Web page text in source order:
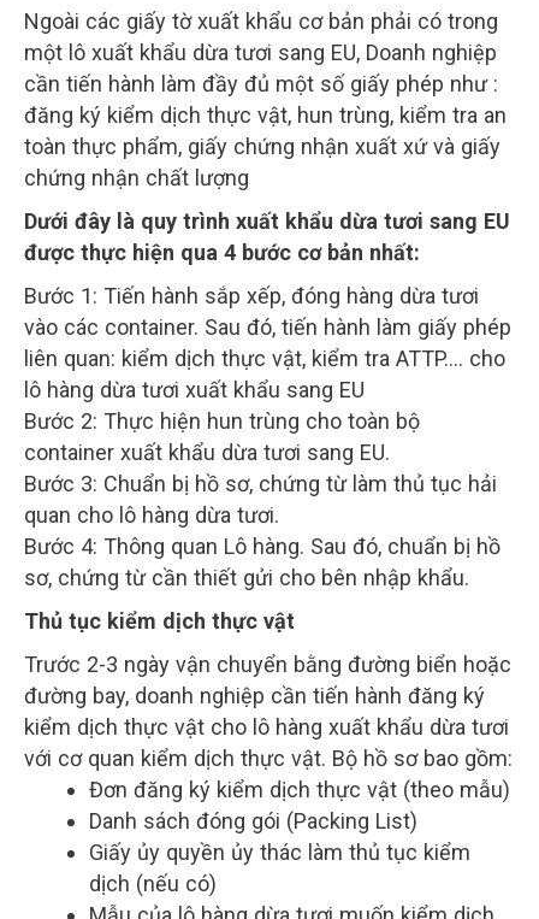
Ngoài các giấy tờ xuất khẩu cơ bản phải có trong
một lô xuất khẩu dừa tươi sang EU, Doanh nghiệp
cần tiến hành làm đầy đủ một số giấy phép như :
đăng ký kiểm dịch thực vật, hun trùng, kiểm tra an
toàn thực phẩm, giấy chứng nhận xuất xứ và giấy
chứng nhận chất lượng
Dưới đây là quy trình xuất khẩu dừa tươi sang EU
được thực hiện qua 4 bước cơ bản nhất:
Bước 1: Tiến hành sắp xếp, đóng hàng dừa tươi
vào các container. Sau đó, tiến hành làm giấy phép
liên quan: kiểm dịch thực vật, kiểm tra ATTP…. cho
lô hàng dừa tươi xuất khẩu sang EU
Bước 2: Thực hiện hun trùng cho toàn bộ
container xuất khẩu dừa tươi sang EU.
Bước 3: Chuẩn bị hồ sơ, chứng từ làm thủ tục hải
quan cho lô hàng dừa tươi.
Bước 4: Thông quan Lô hàng. Sau đó, chuẩn bị hồ
sơ, chứng từ cần thiết gửi cho bên nhập khẩu.
Thủ tục kiểm dịch thực vật
Trước 2-3 ngày vận chuyển bằng đường biển hoặc
đường bay, doanh nghiệp cần tiến hành đăng ký
kiểm dịch thực vật cho lô hàng xuất khẩu dừa tươi
với cơ quan kiểm dịch thực vật. Bộ hồ sơ bao gồm:
Đơn đăng ký kiểm dịch thực vật (theo mẫu)
Danh sách đóng gói (Packing List)
Giấy ủy quyền ủy thác làm thủ tục kiểm
dịch (nếu có)